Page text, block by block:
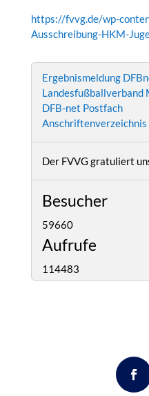
https://fvvg.de/wp-
Ausschreibung-HKM-
Ergebnismeldung
Landesfußballverband
DFB-net Postfach
Der FVVG gratuliert
Besucher
59660
Aufrufe
114483